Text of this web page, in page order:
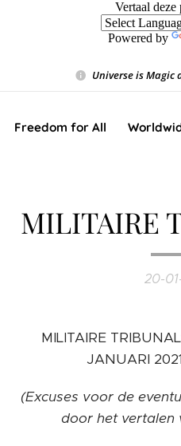
Vertaal deze
Powered by
Universe is Magic
Freedom for All ❤️
MILITAIRE
20-
MILITAIRE
JANUARI
(Excuses voor de
door het vertalen